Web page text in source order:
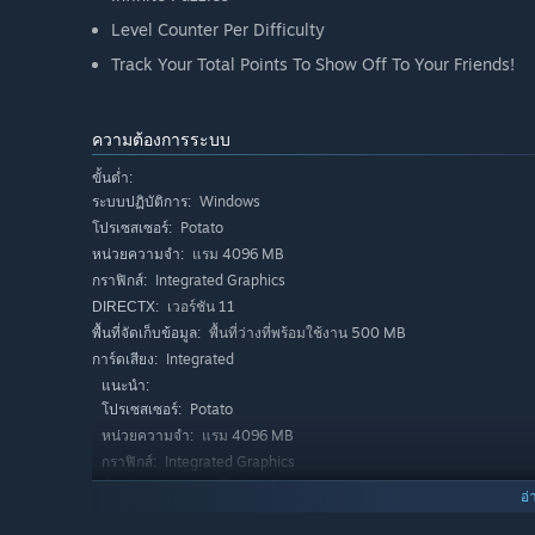
Level Counter Per Difficulty
Track Your Total Points To Show Off To Your Friends!
ความต้องการระบบ
ขั้นต่ำ:
ระบบปฏิบัติการ: Windows
โปรเซสเซอร์: Potato
หน่วยความจำ: แรม 4096 MB
กราฟิกส์: Integrated Graphics
DIRECTX: เวอร์ชัน 11
พื้นที่จัดเก็บข้อมูล: พื้นที่ว่างที่พร้อมใช้งาน 500 MB
การ์ดเสียง: Integrated
แนะนำ:
โปรเซสเซอร์: Potato
หน่วยความจำ: แรม 4096 MB
กราฟิกส์: Integrated Graphics
อ่